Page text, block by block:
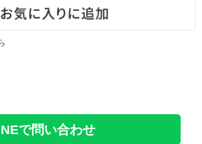
で問い合わせ